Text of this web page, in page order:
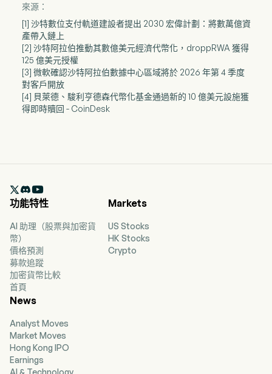
來源：
[1] 沙特數位支付軌道建設者提出 2030 宏偉計劃：將數萬億資
產帶入鏈上
[2] 沙特阿拉伯推動其數億美元經濟代幣化，droppRWA 獲得
125 億美元授權
[3] 微軟確認沙特阿拉伯數據中心區域將於 2026 年第 4 季度
對客戶開放
[4] 貝萊德、駿利亨德森代幣化基金通過新的 10 億美元設施獲
得即時贖回 - CoinDesk

功能特性
AI 助理（股票與加密貨
幣）
價格預測
募款追蹤
加密貨幣比較
首頁
Markets
US Stocks
HK Stocks
Crypto
News
Analyst Moves
Market Moves
Hong Kong IPO
Earnings
AI & Technology